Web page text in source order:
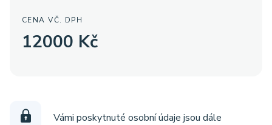
CENA VČ. DPH
12000 Kč
Vámi poskytnuté osobní údaje jsou dále